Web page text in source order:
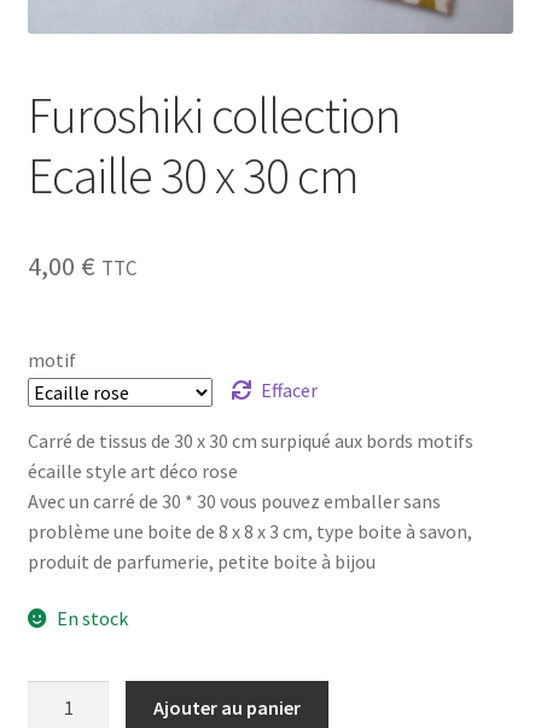
Wishlist
Paiement
Possibilité de retrait gratuit
Track your order
#6710 (pas de titre)
Blog
Qui suis je ?
CGV
Furoshiki collection
Ecaille 30 x 30 cm
4,00 € TTC
motif
Effacer
Carré de tissus de 30 x 30 cm surpiqué aux bords motifs
écaille style art déco rose
Avec un carré de 30 * 30 vous pouvez emballer sans
problème une boite de 8 x 8 x 3 cm, type boite à savon,
produit de parfumerie, petite boite à bijou
En stock
Ajouter au panier